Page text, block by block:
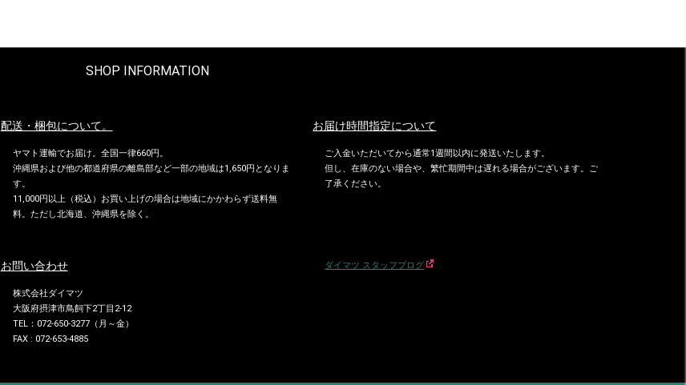
SHOP INFORMATION
配送・梱包について。
ヤマト運輸でお届け。全国一律660円。
沖縄県および他の都道府県の離島部など一部の地域は1,650円となりま
す。
11,000円以上（税込）お買い上げの場合は地域にかかわらず送料無
料。ただし北海道、沖縄県を除く。
お届け時間指定について
ご入金いただいてから通常1週間以内に発送いたします。
但し、在庫のない場合や、繁忙期間中は遅れる場合がございます。ご
了承ください。
お問い合わせ
株式会社ダイマツ
大阪府摂津市鳥飼下2丁目2-12
TEL：072-650-3277（月～金）
FAX : 072-653-4885
ダイマツ スタッフブログ